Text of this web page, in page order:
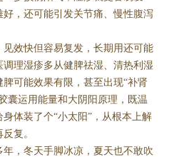
，还可能引发关节痛、慢性腹泻
效快但容易复发，长期用还可能
理湿疹多从健脾祛湿、清热利湿
可能效果有限，甚至出现“补肾
囊运用能量和大阴阳原理，既温
体装了个“小太阳”，从根本上解
复。
，冬天手脚冰凉，夏天也不敢吹